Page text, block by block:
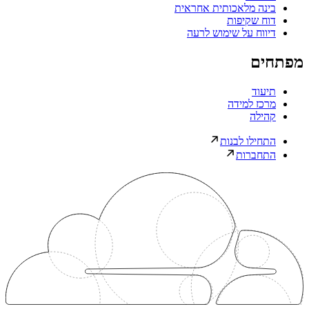
בינה מלאכותית אחראית
דוח שקיפות
דיווח על שימוש לרעה
מפתחים
תיעוד
מרכז למידה
קהילה
התחילו לבנות
התחברות